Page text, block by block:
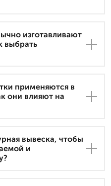
изготавливают
выбрать
применяются в
они влияют на
вывеска, чтобы
и